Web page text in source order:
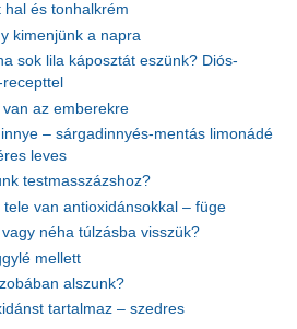
és tonhalkrém
kimenjünk a napra
sok lila káposztát eszünk? Diós-
az emberekre
– sárgadinnyés-mentás limonádé
leves
testmasszázshoz?
van antioxidánsokkal – füge
néha túlzásba visszük?
mellett
alszunk?
tartalmaz – szedres